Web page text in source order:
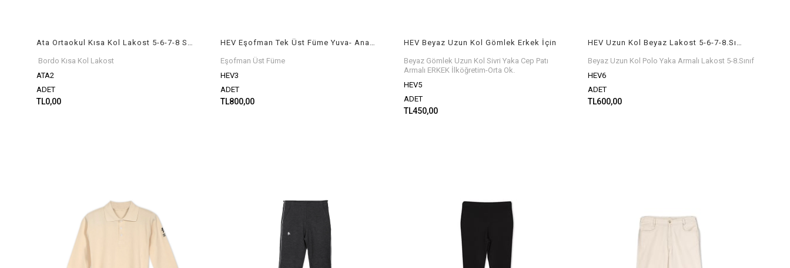
Bordo Kısa Kol Lakost
ATA2
ADET
TL0,00
Eşofman Üst Füme
HEV3
ADET
TL800,00
HEV Beyaz Uzun Kol Gömlek Erkek İçin
Beyaz Gömlek Uzun Kol Sivri Yaka Cep Patı
Armalı ERKEK İlköğretim-Orta Ok.
HEV5
ADET
TL450,00
Beyaz Uzun Kol Polo Yaka Armalı Lakost 5-8.Sınıf
HEV6
ADET
TL600,00